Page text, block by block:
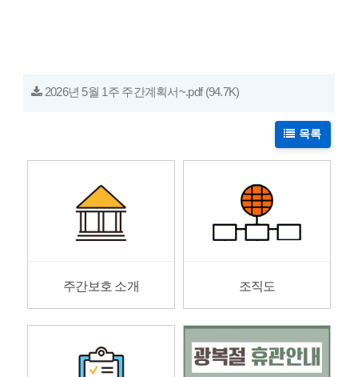
2026년 5월 1주 주간계획서~.pdf(94.7K)
목록
주간보호 소개 조직도